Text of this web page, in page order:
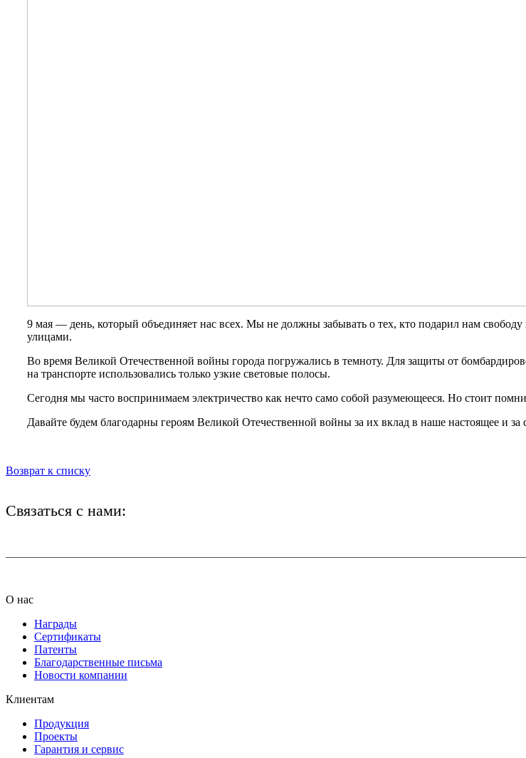
9 мая — день, который объединяет нас всех. Мы не должны забывать о тех, кто подарил нам
улицами.
Во время Великой Отечественной войны города погружались в темноту. Для защиты от
на транспорте использовались только узкие световые полосы.
Сегодня мы часто воспринимаем электричество как нечто само собой разумеющееся. Но стоит
Давайте будем благодарны героям Великой Отечественной войны за их вклад в наше настоящее и
Возврат к списку
Связаться с нами:
О нас
Награды
Сертификаты
Патенты
Благодарственные письма
Новости компании
Клиентам
Продукция
Проекты
Гарантия и сервис